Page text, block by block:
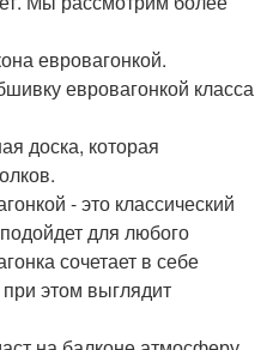
евровагонкой.
евровагонкой класса
доска, которая
- это классический
для любого
сочетает в себе
этом выглядит